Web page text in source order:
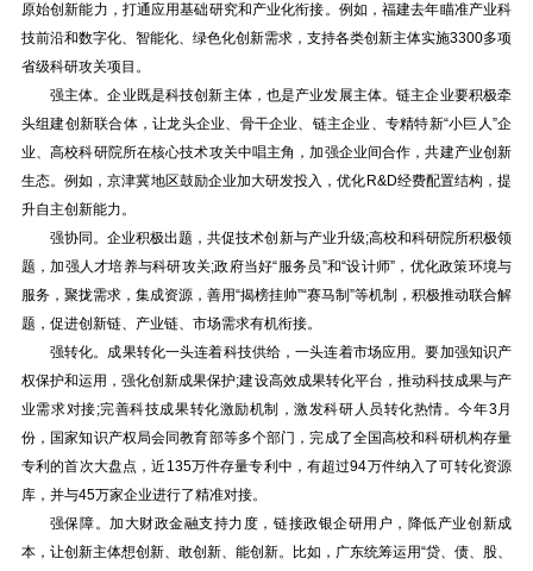
原始创新能力，打通应用基础研究和产业化衔接。例如，福建去年瞄准产业科
技前沿和数字化、智能化、绿色化创新需求，支持各类创新主体实施3300多项
省级科研攻关项目。
强主体。企业既是科技创新主体，也是产业发展主体。链主企业要积极牵
头组建创新联合体，让龙头企业、骨干企业、链主企业、专精特新“小巨人”企
业、高校科研院所在核心技术攻关中唱主角，加强企业间合作，共建产业创新
生态。例如，京津冀地区鼓励企业加大研发投入，优化R&D经费配置结构，提
升自主创新能力。
强协同。企业积极出题，共促技术创新与产业升级;高校和科研院所积极领
题，加强人才培养与科研攻关;政府当好“服务员”和“设计师”，优化政策环境与
服务，聚拢需求，集成资源，善用“揭榜挂帅”“赛马制”等机制，积极推动联合解
题，促进创新链、产业链、市场需求有机衔接。
强转化。成果转化一头连着科技供给，一头连着市场应用。要加强知识产
权保护和运用，强化创新成果保护;建设高效成果转化平台，推动科技成果与产
业需求对接;完善科技成果转化激励机制，激发科研人员转化热情。今年3月
份，国家知识产权局会同教育部等多个部门，完成了全国高校和科研机构存量
专利的首次大盘点，近135万件存量专利中，有超过94万件纳入了可转化资源
库，并与45万家企业进行了精准对接。
强保障。加大财政金融支持力度，链接政银企研用户，降低产业创新成
本，让创新主体想创新、敢创新、能创新。比如，广东统筹运用“贷、债、股、